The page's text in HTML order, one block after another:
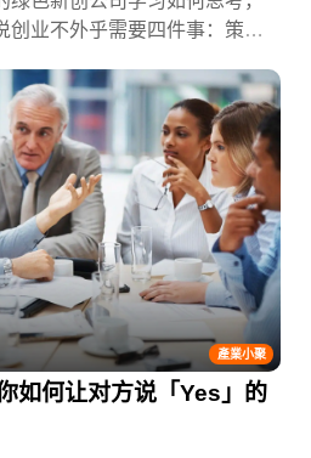
创业不外乎需要四件事：策
人就是败在创业路上的复杂加
步把这里面的复杂整理出一套
，你想知道吗？
產業小聚
如何让对方说「Yes」的